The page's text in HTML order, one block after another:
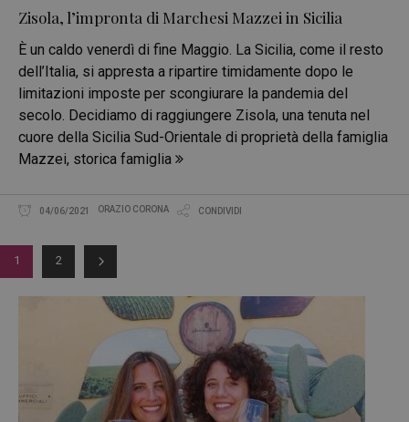
Zisola, l’impronta di Marchesi Mazzei in Sicilia
È un caldo venerdì di fine Maggio. La Sicilia, come il resto
dell’Italia, si appresta a ripartire timidamente dopo le
limitazioni imposte per scongiurare la pandemia del
secolo. Decidiamo di raggiungere Zisola, una tenuta nel
cuore della Sicilia Sud-Orientale di proprietà della famiglia
Mazzei, storica famiglia
04/06/2021 ORAZIO CORONA CONDIVIDI
1 2